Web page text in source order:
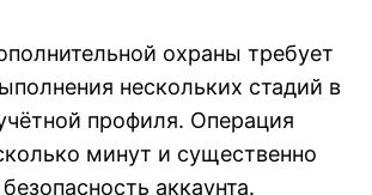
охраны требует
нескольких стадий в
профиля. Операция
минут и существенно
аккаунта.